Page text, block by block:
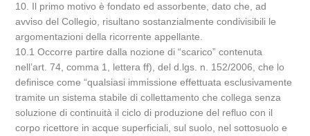
10. Il primo motivo è fondato ed assorbente, dato che, ad
avviso del Collegio, risultano sostanzialmente condivisibili le
argomentazioni della ricorrente appellante.
10.1 Occorre partire dalla nozione di “scarico” contenuta
nell’art. 74, comma 1, lettera ff), del d.lgs. n. 152/2006, che lo
definisce come “qualsiasi immissione effettuata esclusivamente
tramite un sistema stabile di collettamento che collega senza
soluzione di continuità il ciclo di produzione del refluo con il
corpo ricettore in acque superficiali, sul suolo, nel sottosuolo e